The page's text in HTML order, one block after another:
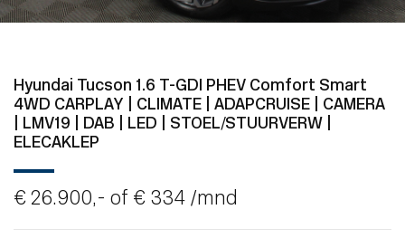
Hyundai Tucson 1.6 T-GDI PHEV Comfort Smart
4WD CARPLAY | CLIMATE | ADAPCRUISE | CAMERA
| LMV19 | DAB | LED | STOEL/STUURVERW |
ELECAKLEP
€ 26.900,- of € 334 /mnd